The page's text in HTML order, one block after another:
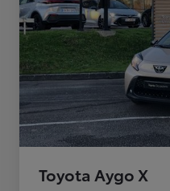
Toyota Aygo X